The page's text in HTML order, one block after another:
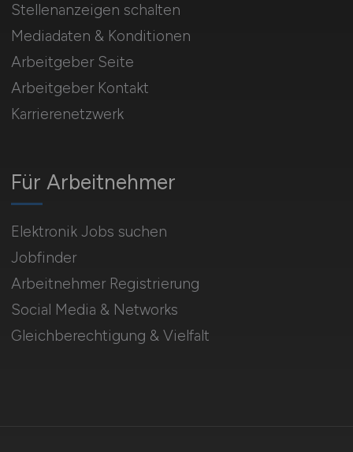
Für Arbeitnehmer
Elektronik Jobs suchen
Jobfinder
Arbeitnehmer Registrierung
Social Media & Networks
Gleichberechtigung & Vielfalt
Stellenanzeigen schalten
Mediadaten & Konditionen
Arbeitgeber Seite
Arbeitgeber Kontakt
Karrierenetzwerk